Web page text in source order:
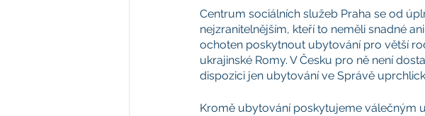
Centrum sociálních služeb Praha se od
nejzranitelnějším, kteří to neměli snadné
ochoten poskytnout ubytování pro větší
ukrajinské Romy. V Česku pro ně není
dispozici jen ubytování ve Správě
Kromě ubytování poskytujeme válečným